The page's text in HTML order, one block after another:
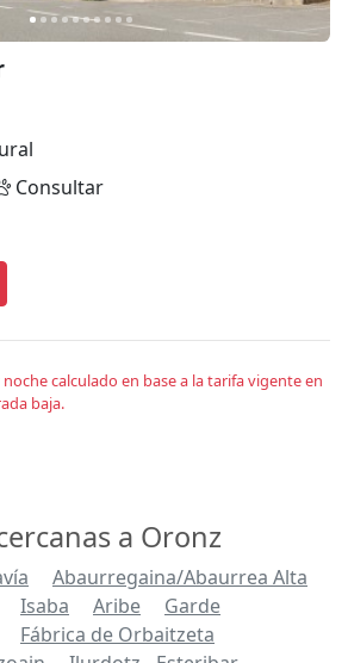
Consultar
calculado en base a la tarifa vigente en
baja.
a Oronz
Abaurregaina/Abaurrea Alta
Isaba Aribe
Garde
Fábrica de Orbaitzeta